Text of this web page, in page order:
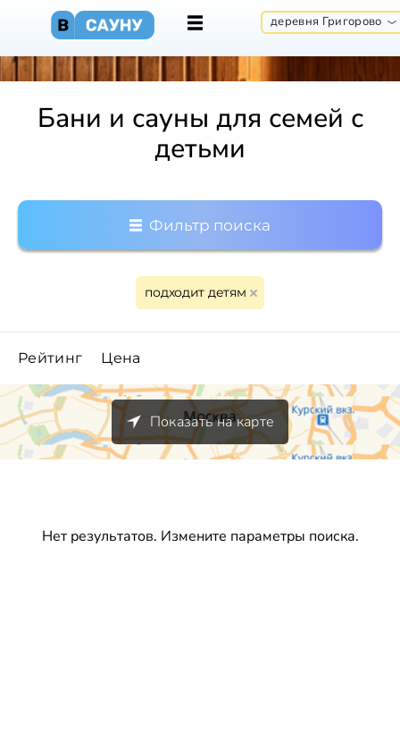
деревня Григорово
Бани и сауны для семей с
детьми
Фильтр поиска
подходит детям
Рейтинг Цена
Показать на карте
Нет результатов. Измените параметры поиска.